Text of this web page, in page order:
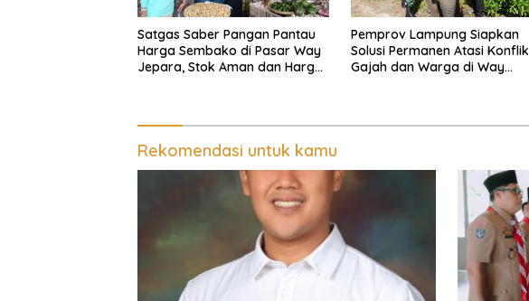
Satgas Saber Pangan Pantau
Harga Sembako di Pasar Way
Jepara, Stok Aman dan Harga
Pemprov Lampung Siapkan
Solusi Permanen Atasi Konflik
Gajah dan Warga di Way
Rekomendasi untuk kamu